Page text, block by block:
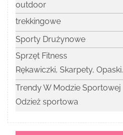
outdoor
trekkingowe
Sporty Drużynowe
Sprzęt Fitness
Rękawiczki, Skarpety, Opaski.
Trendy W Modzie Sportowej
Odzież sportowa